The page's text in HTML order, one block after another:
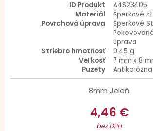
ID Produkt
A4S23405
Materiál
Šperkové
Povrchová úprava
Šperkové
úprava
Striebro hmotnosť
0.45 g
Veľkosť
7 mm x 8
Puzety
8mm Jeleň
4,46 €
bez DPH